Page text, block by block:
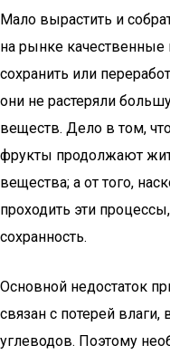
Мало вырастить и
на рынке
сохранить или
они не растеряли
веществ. Дело в том,
фрукты продолжают
вещества; а от того,
проходить эти
сохранность.
Основной недостаток
связан с потерей влаги,
углеводов. Поэтому